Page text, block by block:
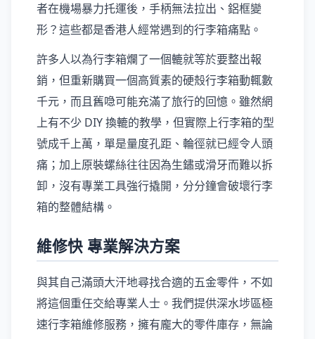
者在機場暴力托運後，手柄無法拉出、鋁框變
形？這些都是香港人經常遇到的行李箱痛點。
許多人以為行李箱爛了一個轆就等於要整出報
銷，但重新購買一個高質素的硬殼行李箱動輒數
千元，而且舊喼可能充滿了旅行的回憶。雖然網
上有不少 DIY 換轆的教學，但實際上行李箱的型
號成千上萬，單是量度孔距、輪徑就已經令人頭
痛；加上原裝螺絲往往因為生鏽或滑牙而難以拆
卸，沒有專業工具強行撬開，分分鐘會破壞行李
箱的整體結構。
維修快 專業解決方案
與其自己滿頭大汗地尋找合適的五金零件，不如
將這個重任交給專業人士。我們提供深水埗區極
速行李箱維修服務，擁有龐大的零件庫存，無論